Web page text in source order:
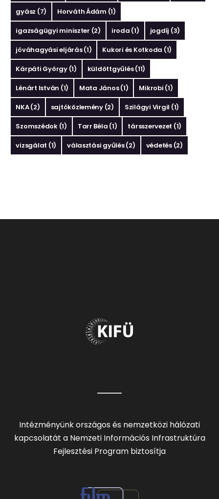
gyász (7) Horváth Ádám (1)
igazságügyi miniszter (2) iroda (1) jogdíj (3)
jóváhagyási eljárás(1) Kukori és Kotkoda (1)
Kárpáti György(1) küldöttgyűlés(11)
Lénárt István (1) Mata János(1) Mikrobi (1)
NKA(2) sajtóközlemény(2) Szilágyi Virgil (1)
Szomszédok(1) Tarr Béla (1) társszervezet (1)
vizsgálat (1) választási gyűlés(2) védetés(2)
Intézményünk országos és nemzetközi hálózati
kapcsolatát a Nemzeti Információs Infrastruktúra
Fejlesztési Program biztosítja